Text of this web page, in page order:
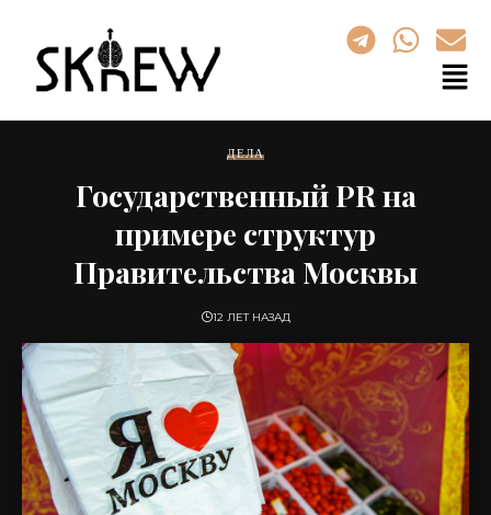
ДЕЛА
Государственный PR на
примере структур
Правительства Москвы
12 ЛЕТ НАЗАД